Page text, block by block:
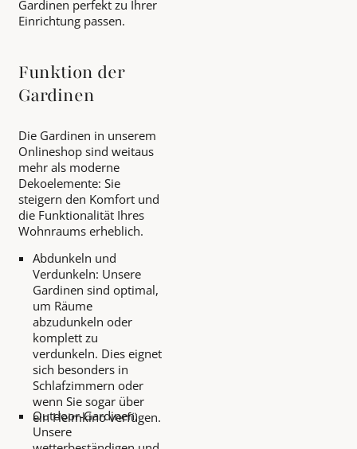
Gardinen perfekt zu Ihrer
Einrichtung passen.
Funktion der
Gardinen
Die Gardinen in unserem
Onlineshop sind weitaus
mehr als moderne
Dekoelemente: Sie
steigern den Komfort und
die Funktionalität Ihres
Wohnraums erheblich.
Abdunkeln und
Verdunkeln: Unsere
Gardinen sind optimal,
um Räume
abzudunkeln oder
komplett zu
verdunkeln. Dies eignet
sich besonders in
Schlafzimmern oder
wenn Sie sogar über
ein Heimkino verfügen.
Outdoor-Gardinen:
Unsere